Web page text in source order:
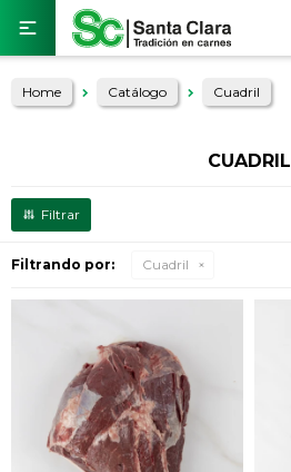

Home Catálogo Cuadril
CUADRIL
Filtrando por: Cuadril